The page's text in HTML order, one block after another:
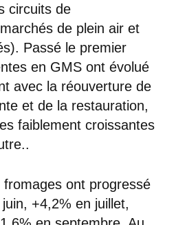
circuits de
de plein air et
Passé le premier
en GMS ont évolué
avec la réouverture de
et de la restauration,
faiblement croissantes
ont progressé
+4,2% en juillet,